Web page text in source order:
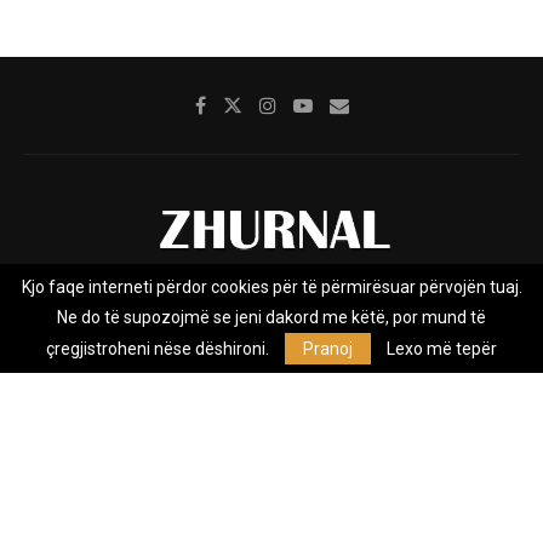
Rreth nesh Impresumi Marketing
Privacy Policy
Zhurnal.mk është Agjenci e Lajmeve e pavarur, e themeluar në vitin
Kjo faqe interneti përdor cookies për të përmirësuar përvojën tuaj.
Ne do të supozojmë se jeni dakord me këtë, por mund të
çregjistroheni nëse dëshironi.
Pranoj Lexo më tepër